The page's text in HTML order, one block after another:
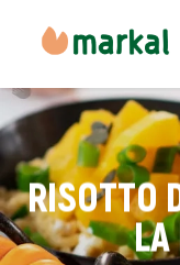
RISOTTO
LA